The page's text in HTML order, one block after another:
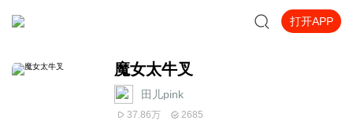
打开APP
魔女太牛叉
田儿pink
37.86万 2685